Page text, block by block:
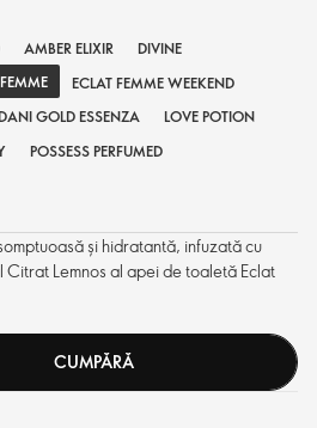
AMBER ELIXIR
DIVINE
ECLAT FEMME WEEKEND
GOLD ESSENZA
LOVE POTION
POSSESS PERFUMED
și hidratantă, infuzată cu
Lemnos al apei de toaletă Eclat
CUMPĂRĂ